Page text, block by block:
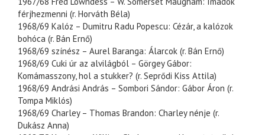
férjhezmenni (r. Horváth Béla)
1968/69 Kalóz – Dumitru Radu Popescu: Cézár, a kalózok
bohóca (r. Bán Ernő)
1968/69 színész – Aurel Baranga: Álarcok (r. Bán Ernő)
1968/69 Cuki úr az alvilágból – Görgey Gábor:
Komámasszony, hol a stukker? (r. Seprődi Kiss Attila)
1968/69 Andrási András – Sombori Sándor: Gábor Áron (r.
Tompa Miklós)
1968/69 Charley – Thomas Brandon: Charley nénje (r.
Dukász Anna)